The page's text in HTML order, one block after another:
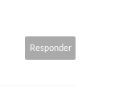
Responder